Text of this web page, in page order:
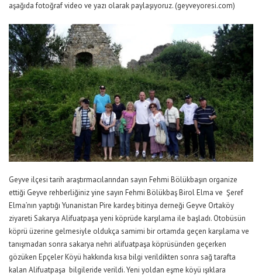
aşağıda fotoğraf video ve yazı olarak paylaşıyoruz. (geyveyoresi.com)
Geyve ilçesi tarih araştırmacılarından sayın Fehmi Bölükbaşın organize
ettiği Geyve rehberliğiniz yine sayın Fehmi Bölükbaş Birol Elma ve Şeref
Elma’nın yaptığı Yunanistan Pire kardeş bitinya derneği Geyve Ortaköy
ziyareti Sakarya Alifuatpaşa yeni köprüde karşılama ile başladı. Otobüsün
köprü üzerine gelmesiyle oldukça samimi bir ortamda geçen karşılama ve
tanışmadan sonra sakarya nehri alifuatpaşa köprüsünden geçerken
gözüken Epçeler Köyü hakkında kısa bilgi verildikten sonra sağ tarafta
kalan Alifuatpaşa bilgileride verildi. Yeni yoldan eşme köyü ışıklara